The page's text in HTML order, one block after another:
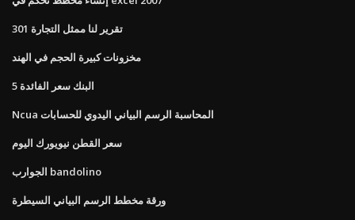
تقرير لنا ممثل التجارة 301
مخزونات كبيرة الحجم في الهند
5 البنك سعر الفائدة
Ncua المحاسبة الرسم البياني اليدوي للحسابات
سعر القطن نيويورك اليوم
الجوارب bandolino
ورقة مخطط الرسم البياني السيطرة